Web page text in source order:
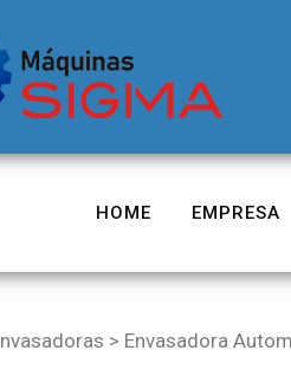
HOME EMPRESA
> Envasadora